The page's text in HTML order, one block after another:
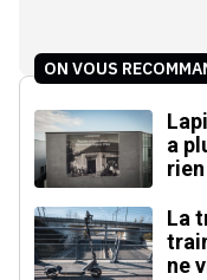
ON VOUS
a
rien
La
ne